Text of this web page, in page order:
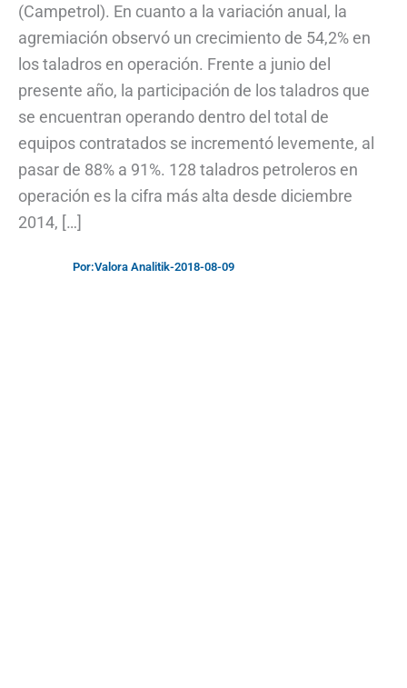
(Campetrol). En cuanto a la variación anual, la
agremiación observó un crecimiento de 54,2% en
los taladros en operación. Frente a junio del
presente año, la participación de los taladros que
se encuentran operando dentro del total de
equipos contratados se incrementó levemente, al
pasar de 88% a 91%. 128 taladros petroleros en
operación es la cifra más alta desde diciembre
2014, […]
Por:Valora Analitik-2018-08-09